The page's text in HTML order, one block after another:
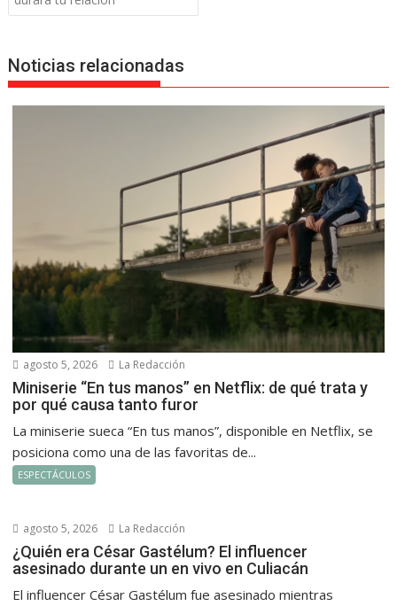
Noticias relacionadas
agosto 5, 2026 La Redacción
Miniserie “En tus manos” en Netflix: de qué trata y
por qué causa tanto furor
La miniserie sueca “En tus manos”, disponible en Netflix, se
posiciona como una de las favoritas de...
ESPECTÁCULOS
agosto 5, 2026 La Redacción
¿Quién era César Gastélum? El influencer
asesinado durante un en vivo en Culiacán
El influencer César Gastélum fue asesinado mientras